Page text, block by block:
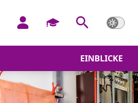
EINBLICKE